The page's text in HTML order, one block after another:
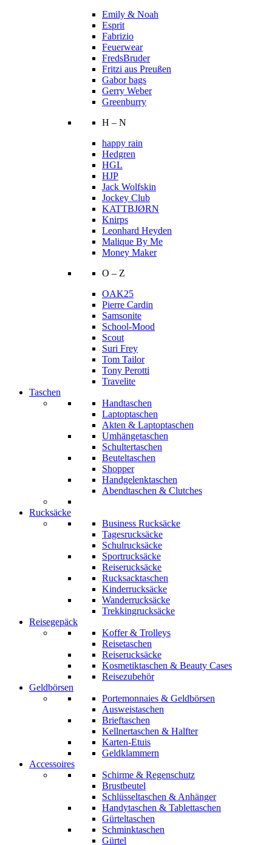
Emily & Noah
Esprit
Fabrizio
Feuerwear
FredsBruder
Fritzi aus Preußen
Gabor bags
Gerry Weber
Greenburry
H – N
happy rain
Hedgren
HGL
HJP
Jack Wolfskin
Jockey Club
KATTBJØRN
Knirps
Leonhard Heyden
Malique By Me
Money Maker
O – Z
OAK25
Pierre Cardin
Samsonite
School-Mood
Scout
Suri Frey
Tom Tailor
Tony Perotti
Travelite
Taschen
Handtaschen
Laptoptaschen
Akten & Laptoptaschen
Umhängetaschen
Schultertaschen
Beuteltaschen
Shopper
Handgelenktaschen
Abendtaschen & Clutches
Rucksäcke
Business Rucksäcke
Tagesrucksäcke
Schulrucksäcke
Sportrucksäcke
Reiserucksäcke
Rucksacktaschen
Kinderrucksäcke
Wanderrucksäcke
Trekkingrucksäcke
Reisegepäck
Koffer & Trolleys
Reisetaschen
Reiserucksäcke
Kosmetiktaschen & Beauty Cases
Reisezubehör
Geldbörsen
Portemonnaies & Geldbörsen
Ausweistaschen
Brieftaschen
Kellnertaschen & Halfter
Karten-Etuis
Geldklammern
Accessoires
Schirme & Regenschutz
Brustbeutel
Schlüsseltaschen & Anhänger
Handytaschen & Tablettaschen
Gürteltaschen
Schminktaschen
Gürtel